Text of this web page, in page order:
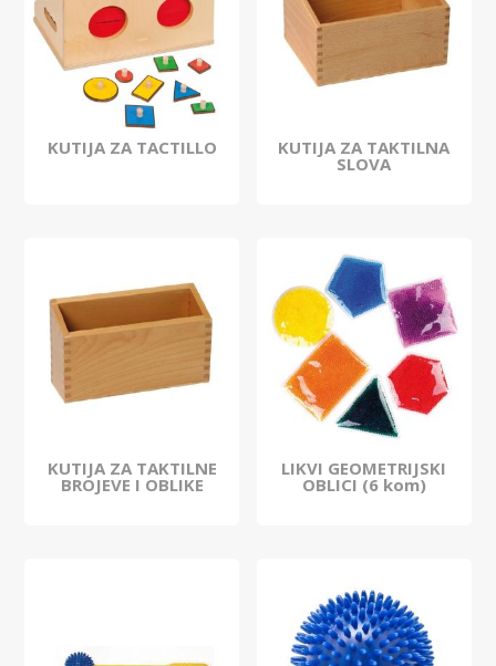
KUTIJA ZA TACTILLO KUTIJA ZA TAKTILNA
SLOVA
KUTIJA ZA TAKTILNE
BROJEVE I OBLIKE
LIKVI GEOMETRIJSKI
OBLICI (6 kom)